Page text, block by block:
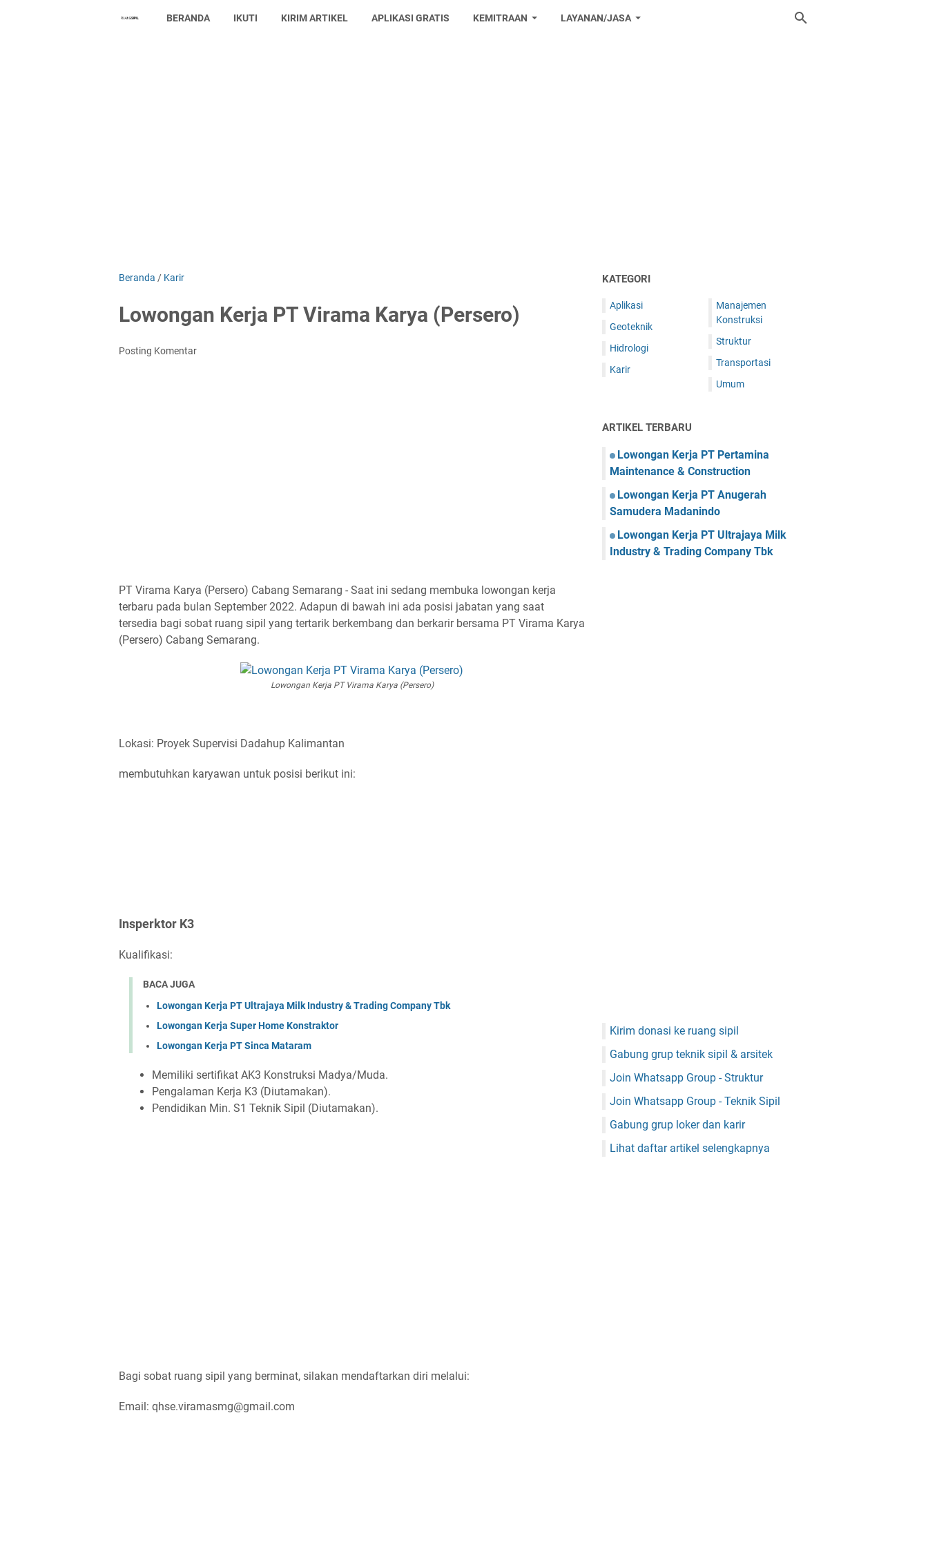
BERANDA IKUTI KIRIM ARTIKEL APLIKASI GRATIS KEMITRAAN LAYANAN/JASA
Beranda / Karir
Lowongan Kerja PT Virama Karya (Persero)
Posting Komentar
PT Virama Karya (Persero) Cabang Semarang - Saat ini sedang membuka lowongan kerja
terbaru pada bulan September 2022. Adapun di bawah ini ada posisi jabatan yang saat
tersedia bagi sobat ruang sipil yang tertarik berkembang dan berkarir bersama PT Virama Karya
(Persero) Cabang Semarang.
Lowongan Kerja PT Virama Karya (Persero)
Lokasi: Proyek Supervisi Dadahup Kalimantan
membutuhkan karyawan untuk posisi berikut ini:
Insperktor K3
Kualifikasi:
BACA JUGA
Lowongan Kerja PT Ultrajaya Milk Industry & Trading Company Tbk
Lowongan Kerja Super Home Konstraktor
Lowongan Kerja PT Sinca Mataram
Memiliki sertifikat AK3 Konstruksi Madya/Muda.
Pengalaman Kerja K3 (Diutamakan).
Pendidikan Min. S1 Teknik Sipil (Diutamakan).
Bagi sobat ruang sipil yang berminat, silakan mendaftarkan diri melalui:
Email: qhse.viramasmg@gmail.com
KATEGORI
Aplikasi
Geoteknik
Hidrologi
Karir
Manajemen
Konstruksi
Struktur
Transportasi
Umum
ARTIKEL TERBARU
Lowongan Kerja PT Pertamina
Maintenance & Construction
Lowongan Kerja PT Anugerah
Samudera Madanindo
Lowongan Kerja PT Ultrajaya Milk
Industry & Trading Company Tbk
Kirim donasi ke ruang sipil
Gabung grup teknik sipil & arsitek
Join Whatsapp Group - Struktur
Join Whatsapp Group - Teknik Sipil
Gabung grup loker dan karir
Lihat daftar artikel selengkapnya